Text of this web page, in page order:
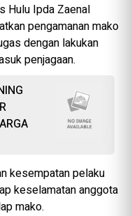
Hulu Ipda Zaenal
pengamanan mako
dengan lakukan
penjagaan.
kesempatan pelaku
keselamatan anggota
mako.